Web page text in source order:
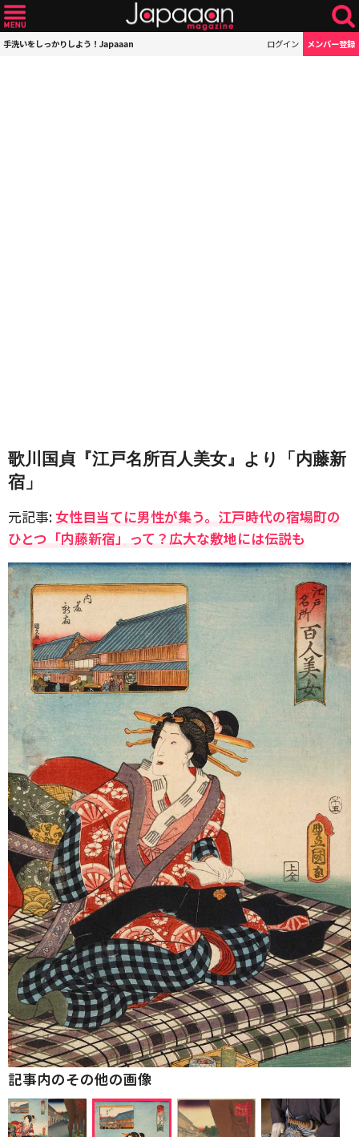
手洗いをしっかりしよう！Japaaan ログイン メンバー登録
歌川国貞『江戸名所百人美女』より「内藤新
宿」
元記事:女性目当てに男性が集う。江戸時代の宿場町の
ひとつ「内藤新宿」って？広大な敷地には伝説も
記事内のその他の画像